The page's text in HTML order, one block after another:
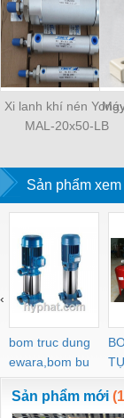
Xi lanh khí nén
MAL-20x50-LB
Sản phẩm
bom truc dung
ewara,bom bu
ewara
‹
Sản phẩm mới